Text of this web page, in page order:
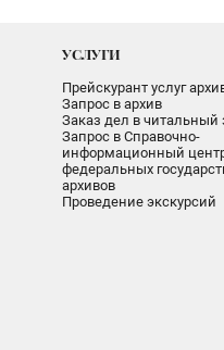
УСЛУГИ
Прейскурант услуг
Запрос в архив
Заказ дел в читальный
Запрос в Справочно-
информационный
федеральных
архивов
Проведение экскурсий